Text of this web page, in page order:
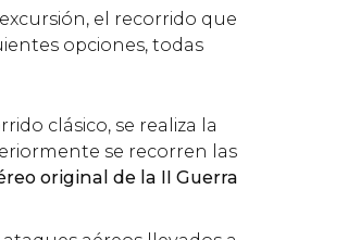
el recorrido que
opciones, todas
clásico, se realiza la
se recorren las
original de la II Guerra